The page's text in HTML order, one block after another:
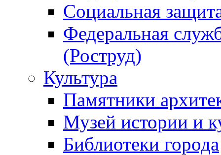
Социальная
Федеральная
(Роструд)
Культура
Памятники
Музей истории и
Библиотеки города